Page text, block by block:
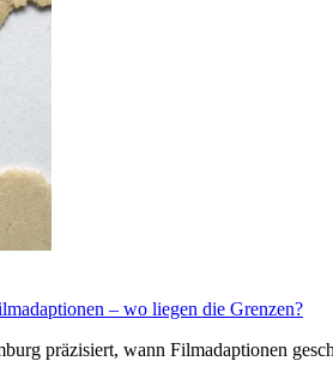
– wo liegen die Grenzen?
präzisiert, wann Filmadaptionen